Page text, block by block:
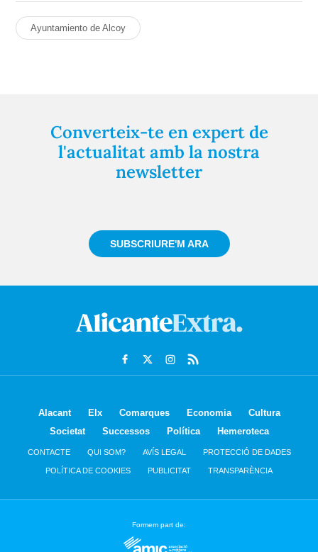
Ayuntamiento de Alcoy
Converteix-te en expert de
l'actualitat amb la nostra
newsletter
SUBSCRIURE'M ARA
Alacant Elx Comarques Economia
Cultura
Societat
Successos Política Hemeroteca
CONTACTE QUI SOM? AVÍS LEGAL PROTECCIÓ DE DADES
POLÍTICA DE COOKIES PUBLICITAT TRANSPARÈNCIA
Formem part de: